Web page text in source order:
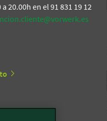
20.00h en el 91 831 19 12